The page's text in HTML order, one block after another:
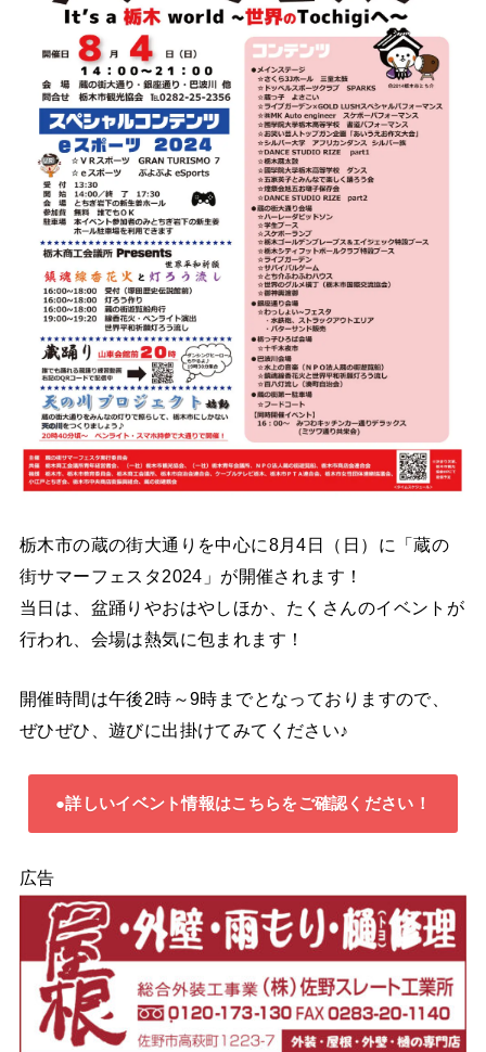
栃木市の蔵の街大通りを中心に8月4日（日）に「蔵の
街サマーフェスタ2024」が開催されます！
当日は、盆踊りやおはやしほか、たくさんのイベントが
行われ、会場は熱気に包まれます！
開催時間は午後2時～9時までとなっておりますので、
ぜひぜひ、遊びに出掛けてみてください♪
●詳しいイベント情報はこちらをご確認ください！
広告